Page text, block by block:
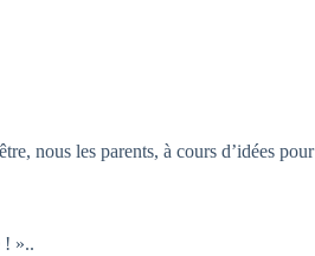
nous les parents, à cours d’idées pour
! »..